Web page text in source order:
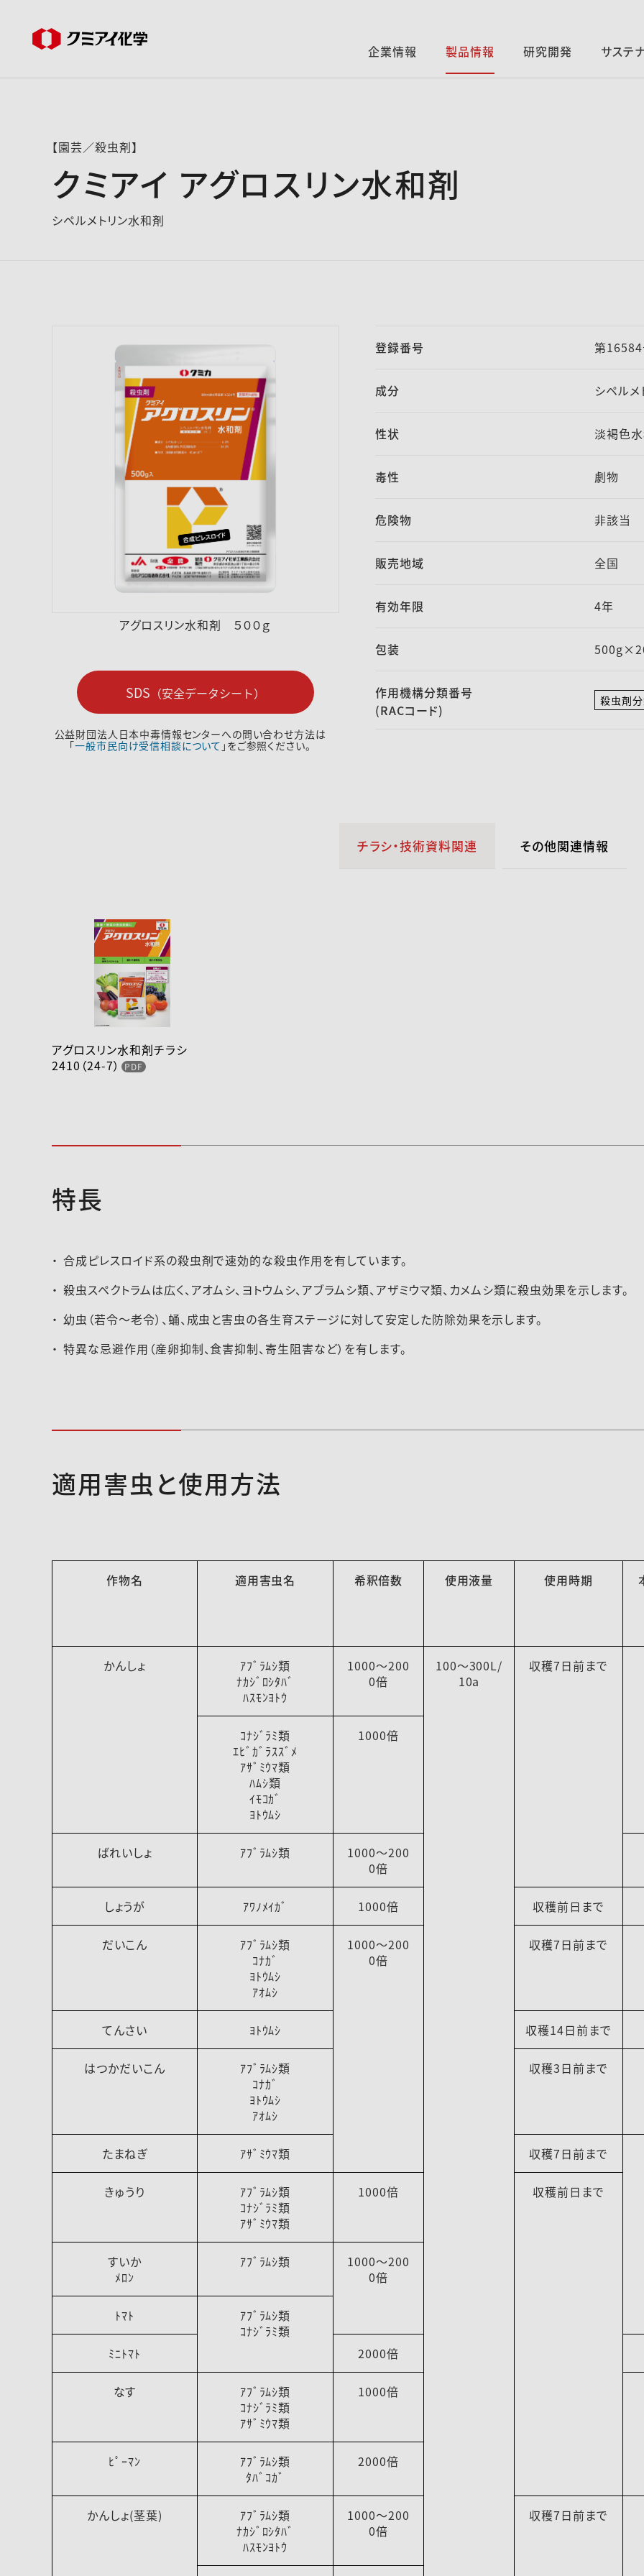
企業情報 製品情報 研究開発 サステ
【園芸／殺虫剤】
クミアイ アグロスリン水和剤
シペルメトリン水和剤
アグロスリン水和剤 ５００ｇ
SDS （安全データシート）
公益財団法人日本中毒情報センターへの問い合わせ方法は
「一般市民向け受信相談について 」をご参照ください。
登録番号 第16584
成分 シペル
性状 淡褐色
毒性 劇物
危険物 非該当
販売地域 全国
有効年限 4年
包装
作用機構分類番号
(RACコード)
殺虫剤
チラシ・技術資料関連 その他関連情報
アグロスリン水和剤チラシ
2410（24-7）
2024-143登録速報（240626）
特長
合成ピレスロイド系の殺虫剤で速効的な殺虫作用を有しています。
殺虫スペクトラムは広く、アオムシ、ヨトウムシ、アブラムシ類、アザミウマ類、カメムシ類に殺虫効果を示します。
幼虫（若令～老令）、蛹、成虫と害虫の各生育ステージに対して安定した防除効果を示します。
特異な忌避作用（産卵抑制、食害抑制、寄生阻害など）を有します。
適用害虫と使用方法
作物名 適用害虫名 希釈倍数 使用液量 使用時期
かんしょ
ｱﾌﾞﾗﾑｼ類
ﾅｶｼﾞﾛｼﾀﾊﾞ
ﾊｽﾓﾝﾖﾄｳ
1000～200
0倍
100～300L/
10a
収穫7日前まで
ｺﾅｼﾞﾗﾐ類
ｴﾋﾞｶﾞﾗｽｽﾞﾒ
ｱｻﾞﾐｳﾏ類
ﾊﾑｼ類
ｲﾓｺｶﾞ
ﾖﾄｳﾑｼ
1000倍
ばれいしょ ｱﾌﾞﾗﾑｼ類
1000～200
0倍
しょうが ｱﾜﾉﾒｲｶﾞ 1000倍 収穫前日まで
だいこん
ｱﾌﾞﾗﾑｼ類
ｺﾅｶﾞ
ﾖﾄｳﾑｼ
ｱｵﾑｼ
1000～200
0倍
収穫7日前まで
てんさい ﾖﾄｳﾑｼ 収穫14日前まで
はつかだいこん
ｱﾌﾞﾗﾑｼ類
ｺﾅｶﾞ
ﾖﾄｳﾑｼ
ｱｵﾑｼ
収穫3日前まで
たまねぎ ｱｻﾞﾐｳﾏ類 収穫7日前まで
きゅうり
ｱﾌﾞﾗﾑｼ類
ｺﾅｼﾞﾗﾐ類
ｱｻﾞﾐｳﾏ類
1000倍 収穫前日まで
すいか
ﾒﾛﾝ
ｱﾌﾞﾗﾑｼ類
1000～200
0倍
ﾄﾏﾄ
ｱﾌﾞﾗﾑｼ類
ｺﾅｼﾞﾗﾐ類
ﾐﾆﾄﾏﾄ
2000倍
なす
ｱﾌﾞﾗﾑｼ類
ｺﾅｼﾞﾗﾐ類
ｱｻﾞﾐｳﾏ類
1000倍
ﾋﾟｰﾏﾝ
ｱﾌﾞﾗﾑｼ類
ﾀﾊﾞｺｶﾞ
2000倍
かんしょ(茎葉)
ｱﾌﾞﾗﾑｼ類
ﾅｶｼﾞﾛｼﾀﾊﾞ
ﾊｽﾓﾝﾖﾄｳ
1000～200
0倍
収穫7日前まで